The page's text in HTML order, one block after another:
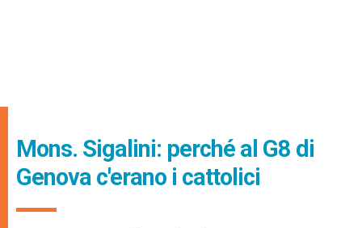
Mons. Sigalini: perché al G8 di
Genova c'erano i cattolici